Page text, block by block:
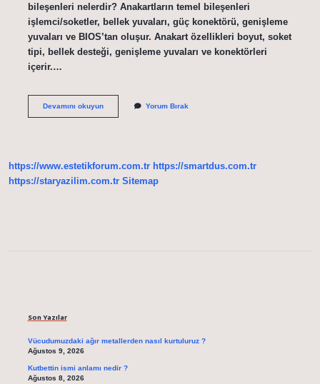
bileşenleri nelerdir? Anakartların temel bileşenleri
işlemci/soketler, bellek yuvaları, güç konektörü, genişleme
yuvaları ve BIOS’tan oluşur. Anakart özellikleri boyut, soket
tipi, bellek desteği, genişleme yuvaları ve konektörleri
içerir.…
Devamını okuyunBilgisayarın
Anakart
Yorum Bırak
https://www.estetikforum.com.tr https://smartdus.com.tr
https://staryazilim.com.tr Sitemap
Son Yazılar
Vücudumuzdaki ağır metallerden nasıl kurtuluruz ?
Ağustos 9, 2026
Kutbettin ismi anlamı nedir ?
Ağustos 8, 2026